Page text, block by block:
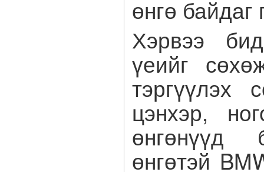
өнгө байдаг
Хэрвээ
үеийг
тэргүүлэх
цэнхэр,
өнгөнүүд
өнгөтэй